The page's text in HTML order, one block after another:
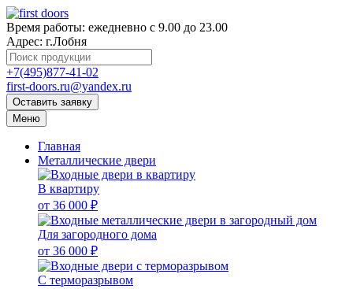
Время работы: ежедневно с 9.00 до 23.00
Адрес: г.Лобня
+7(495)877-41-02
first-doors.ru@yandex.ru
Оставить заявку
Меню
Главная
Металлические двери
В квартиру
от 36 000 ₽
Для загородного дома
от 36 000 ₽
С терморазрывом